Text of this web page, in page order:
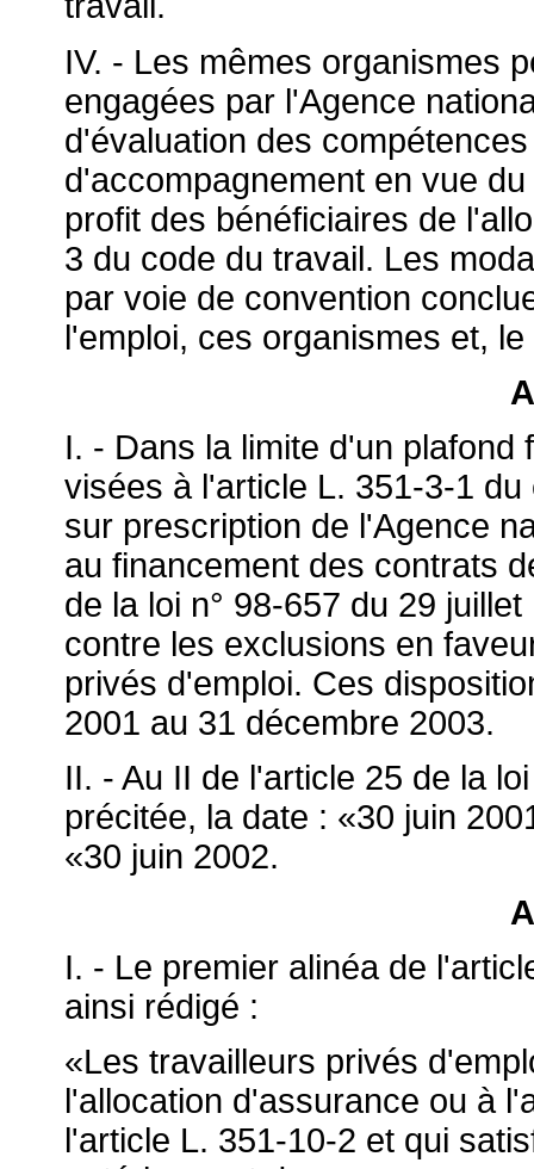
IV. - Les mêmes organismes
engagées par l'Agence
d'évaluation des
d'accompagnement en vue
profit des bénéficiaires de
3 du code du travail. Les
par voie de convention
l'emploi, ces organismes et,
I. - Dans la limite d'un
visées à l'article L. 351-3-1
sur prescription de l'Agence
au financement des contrats
de la loi n° 98-657 du 29
contre les exclusions en
privés d'emploi. Ces
2001 au 31 décembre 2003.
II. - Au II de l'article 25 de la
précitée, la date : «30 juin
«30 juin 2002.
I. - Le premier alinéa de
ainsi rédigé :
«Les travailleurs privés
l'allocation d'assurance ou à
l'article L. 351-10-2 et qui